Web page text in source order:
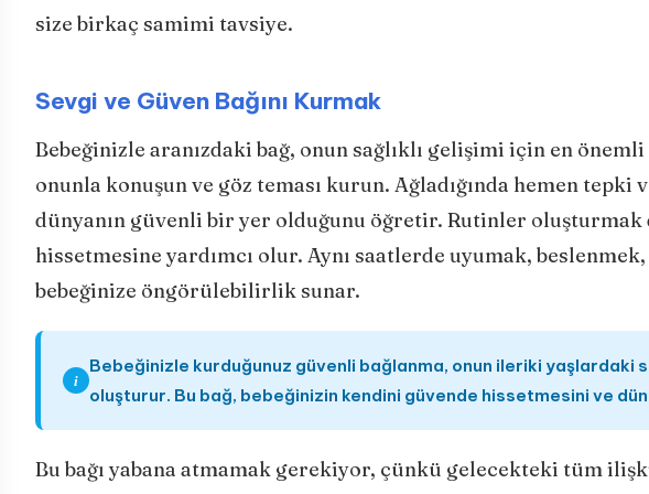
size birkaç samimi tavsiye.
Sevgi ve Güven Bağını Kurmak
Bebeğinizle aranızdaki bağ, onun sağlıklı gelişimi için en
onunla konuşun ve göz teması kurun. Ağladığında hemen tepki
dünyanın güvenli bir yer olduğunu öğretir. Rutinler oluşturmak
hissetmesine yardımcı olur. Aynı saatlerde uyumak,
bebeğinize öngörülebilirlik sunar.
i
Bebeğinizle kurduğunuz güvenli bağlanma, onun ileriki yaşlardaki
oluşturur. Bu bağ, bebeğinizin kendini güvende hissetmesini ve
Bu bağı yabana atmamak gerekiyor, çünkü gelecekteki tüm